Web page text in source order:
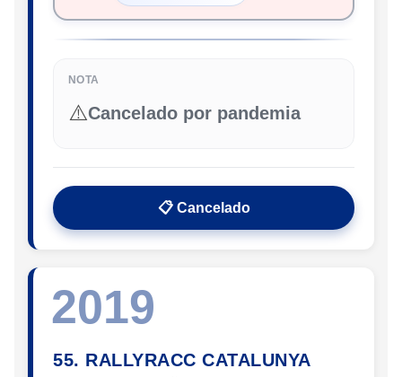
NOTA
⚠️Cancelado por pandemia
📋 Cancelado
2019
55. RALLYRACC CATALUNYA